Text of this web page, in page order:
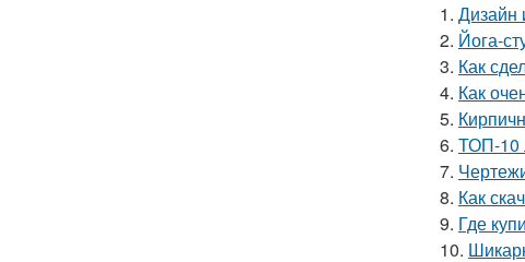
1. Дизайн
2. Йога-
3. Как
4. Как
5.
6. ТОП-10
7.
8. Как
9. Где
10.